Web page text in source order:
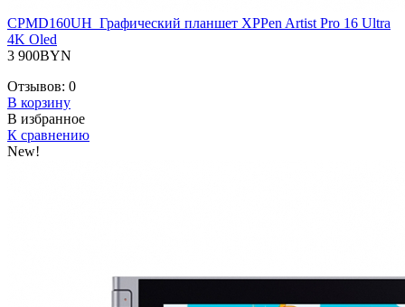
CPMD160UH_Графический планшет XPPen Artist Pro 16 Ultra
4K Oled
3 900BYN
Отзывов: 0
В корзину
В избранное
К сравнению
New!